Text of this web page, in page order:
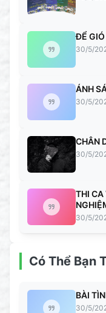
ĐỂ
30/5/
ÁNH
30/5/
CHÂN
30/5/
THI CA
30/5/
Có Thể Bạn
BÀI
30/5/